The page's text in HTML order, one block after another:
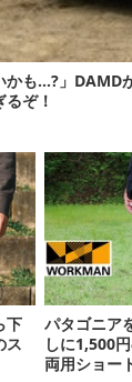
かも…?」DAMD
ぞ！
下
ス
パタゴニア
しに1,500
両用ショー